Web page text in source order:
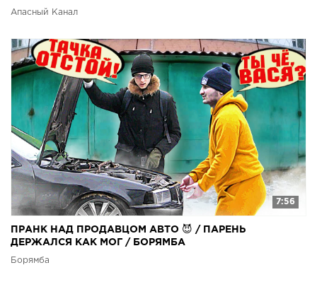
Апасный Канал
7:56
ПРАНК НАД ПРОДАВЦОМ АВТО 😈 / ПАРЕНЬ
ДЕРЖАЛСЯ КАК МОГ / БОРЯМБА
Борямба